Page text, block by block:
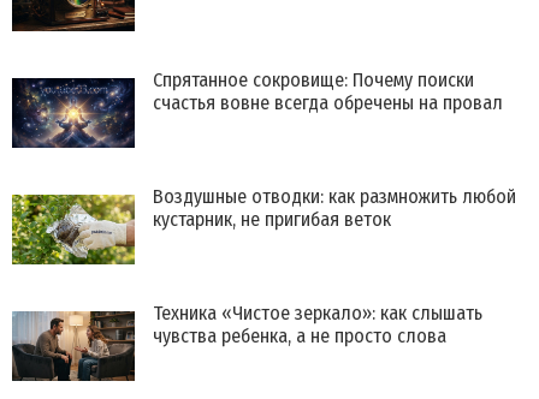
Спрятанное сокровище: Почему поиски
счастья вовне всегда обречены на провал
Воздушные отводки: как размножить любой
кустарник, не пригибая веток
Техника «Чистое зеркало»: как слышать
чувства ребенка, а не просто слова